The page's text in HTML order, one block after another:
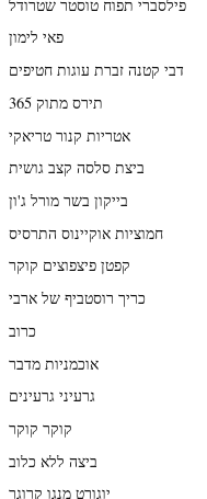
פילסברי תפוח טוסטר שטרודל
פאי לימון
דבי קטנה זברת עוגות חטיפים
תירס מתוק 365
אטריות קנור טריאקי
ביצת סלסה קצב גושית
בייקון בשר מורל ג'ון
חמוציות אוקיינוס התרסיס
קפטן פיצפוצים קוקר
כריך רוסטביף של ארבי
כרוב
אוכמניות מדבר
גרעיני גרעינים
קוקר קוקר
ביצה ללא כלוב
יוגורט מנגו קרוגר